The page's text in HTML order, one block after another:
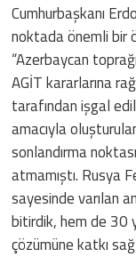
Cumhurbaşkanı
noktada önemli bir
“Azerbaycan
AGİT kararlarına
tarafından işgal
amacıyla
sonlandırma
atmamıştı. Rusya
sayesinde varılan
bitirdik, hem de 30
çözümüne katkı